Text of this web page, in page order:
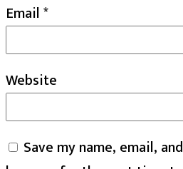
Email*
Website
Save my name, email,